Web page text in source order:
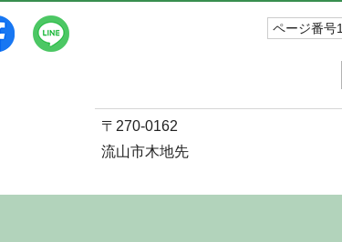
ページ番号
〒270-0162
流山市木地先